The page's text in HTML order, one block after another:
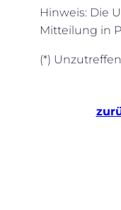
Hinweis: Die
Mitteilung in
(*)